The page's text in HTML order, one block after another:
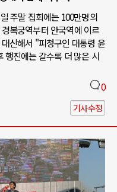
주말 집회에는 100만명의
복궁역부터 안국역에 이르
신해서 "피청구인 대통령 윤
행진에는 갈수록 더 많은 시
0
기사수정